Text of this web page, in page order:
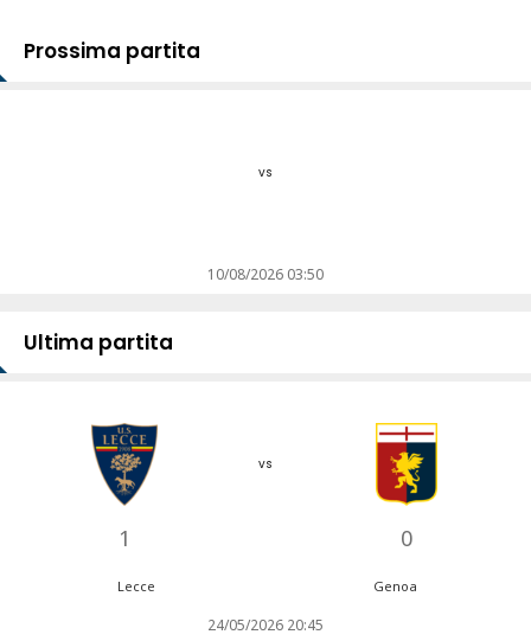
Prossima partita
vs
10/08/2026 03:50
Ultima partita
1
vs
0
Lecce Genoa
24/05/2026 20:45